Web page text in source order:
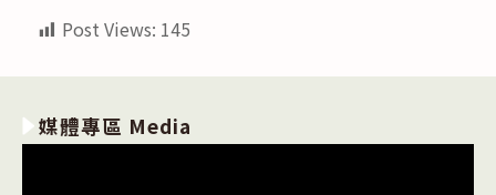
Post Views: 145
媒體專區 Media